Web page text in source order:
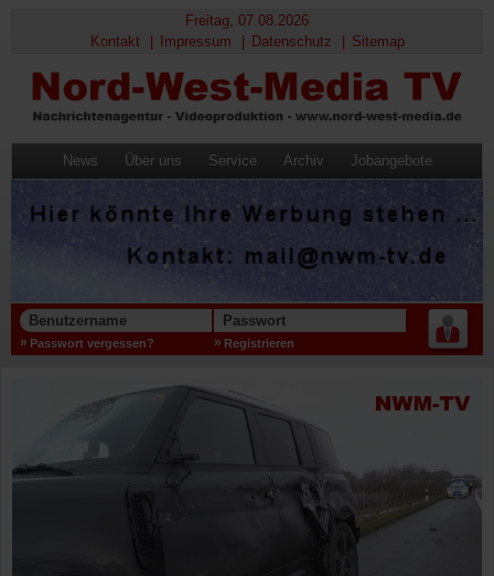
Freitag, 07.08.2026
Kontakt
Impressum Datenschutz Sitemap
News Über uns Service Archiv Jobangebote
Benutzername Passwort
Passwort vergessen? Registrieren